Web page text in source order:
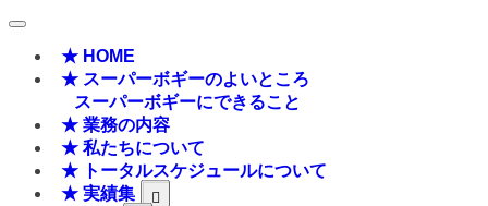
★ HOME
★ スーパーボギーのよいところ
スーパーボギーにできること
★ 業務の内容
★ 私たちについて
★ トータルスケジュールについて
★ 実績集